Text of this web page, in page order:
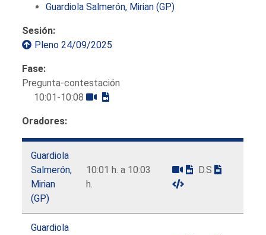
Guardiola Salmerón, Mirian (GP)
Sesión:
Pleno 24/09/2025
Fase:
Pregunta-contestación
10:01-10:08
Oradores:
Guardiola
Salmerón,
Mirian
(GP)
10:01 h. a 10:03
h.
D.S
Guardiola